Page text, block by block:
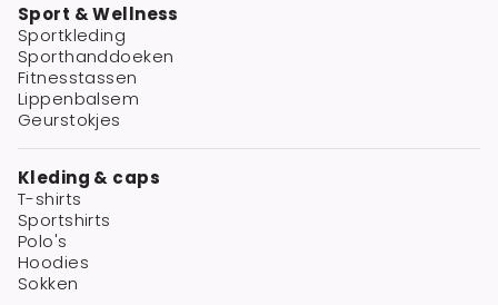
Sport & Wellness
Sportkleding
Sporthanddoeken
Fitnesstassen
Lippenbalsem
Geurstokjes
Kleding & caps
T-shirts
Sportshirts
Polo's
Hoodies
Sokken